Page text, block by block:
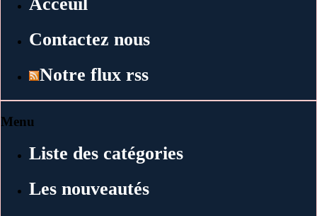
Contactez nous
Notre flux rss
Menu
Liste des catégories
Les nouveautés